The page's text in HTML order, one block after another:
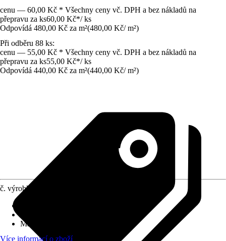
cenu — 60,00 Kč * Všechny ceny vč. DPH a bez nákladů na
přepravu za ks60,00 Kč*/ ks
Odpovídá 480,00 Kč za m²(480,00 Kč/ m²)
Při odběru 88 ks:
cenu — 55,00 Kč * Všechny ceny vč. DPH a bez nákladů na
přepravu za ks55,00 Kč*/ ks
Odpovídá 440,00 Kč za m²(440,00 Kč/ m²)
č. výrobku
Materiál
Více informací o zboží